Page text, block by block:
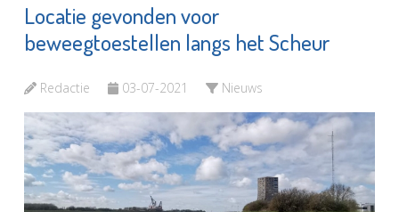
Locatie gevonden voor
beweegtoestellen langs het Scheur
Redactie 03-07-2021 Nieuws